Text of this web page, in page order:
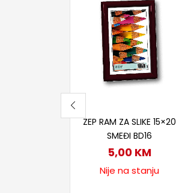
ZEP RAM ZA SLIKE 15×20
SMEĐI BD16
5,00 KM
Nije na stanju